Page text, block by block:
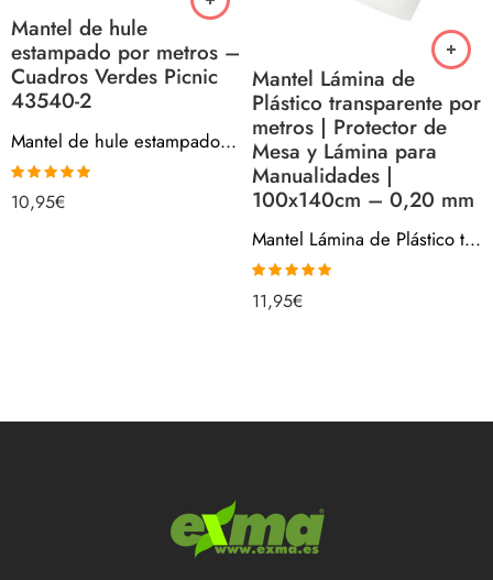
Mantel de hule
estampado por metros –
Cuadros Verdes Picnic
43540-2
Mantel de hule estampado por metros – Cuadros Verdes Picnic 43540-2
Valorado con
5.00 de 5
10,95€
Mantel Lámina de
Plástico transparente por
metros | Protector de
Mesa y Lámina para
Manualidades |
100x140cm – 0,20 mm
Mantel Lámina de Plástico transparente por metros | Protector de Mesa y Lámina para Manualidades | 100x140cm – 0,20 mm
Valorado con
5.00de 5
11,95€